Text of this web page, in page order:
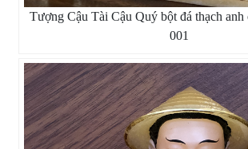
Tượng Cậu Tài Cậu Quý bột đá thạch
001